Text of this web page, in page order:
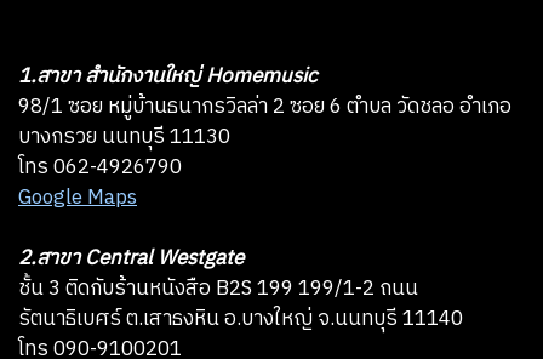
1.สาขา สำนักงานใหญ่ Homemusic
98/1 ซอย หมู่บ้านธนากรวิลล่า 2 ซอย 6 ตำบล วัดชลอ อำเภอ
บางกรวย นนทบุรี 11130
โทร 062-4926790
Google Maps
2.สาขา Central Westgate
ชั้น 3 ติดกับร้านหนังสือ B2S 199 199/1-2 ถนน
รัตนาธิเบศร์ ต.เสาธงหิน อ.บางใหญ่ จ.นนทบุรี 11140
โทร 090-9100201